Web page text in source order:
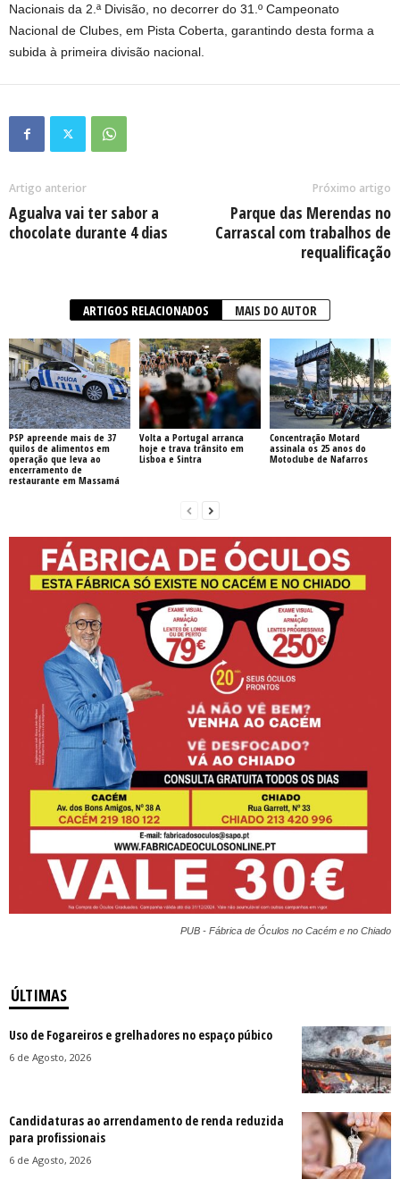
Nacionais da 2.ª Divisão, no decorrer do 31.º Campeonato
Nacional de Clubes, em Pista Coberta, garantindo desta forma a
subida à primeira divisão nacional.
Artigo anterior
Agualva vai ter sabor a
chocolate durante 4 dias
Próximo artigo
Parque das Merendas no
Carrascal com trabalhos de
requalificação
ARTIGOS RELACIONADOS MAIS DO AUTOR
PSP apreende mais de 37
quilos de alimentos em
operação que leva ao
encerramento de
restaurante em Massamá
Volta a Portugal arranca
hoje e trava trânsito em
Lisboa e Sintra
Concentração Motard
assinala os 25 anos do
Motoclube de Nafarros
PUB - Fábrica de Óculos no Cacém e no Chiado
ÚLTIMAS
Uso de Fogareiros e grelhadores no espaço púbico
6 de Agosto, 2026
Candidaturas ao arrendamento de renda reduzida
para profissionais
6 de Agosto, 2026